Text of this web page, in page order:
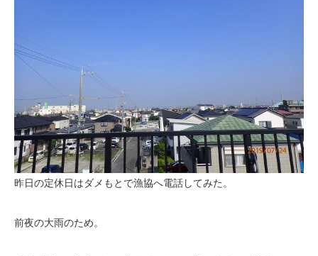
昨日の定休日はダメもとで漁協へ電話してみた。
前夜の大雨のため。